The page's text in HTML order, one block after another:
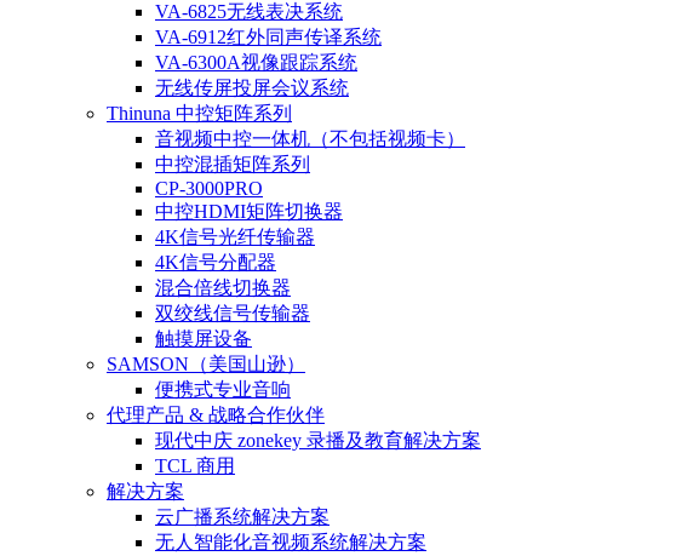
VA-6825无线表决系统
VA-6912红外同声传译系统
VA-6300A视像跟踪系统
无线传屏投屏会议系统
Thinuna 中控矩阵系列
音视频中控一体机（不包括视频卡）
中控混插矩阵系列
CP-3000PRO
中控HDMI矩阵切换器
4K信号光纤传输器
4K信号分配器
混合倍线切换器
双绞线信号传输器
触摸屏设备
SAMSON（美国山逊）
便携式专业音响
代理产品 & 战略合作伙伴
现代中庆 zonekey 录播及教育解决方案
TCL 商用
解决方案
云广播系统解决方案
无人智能化音视频系统解决方案